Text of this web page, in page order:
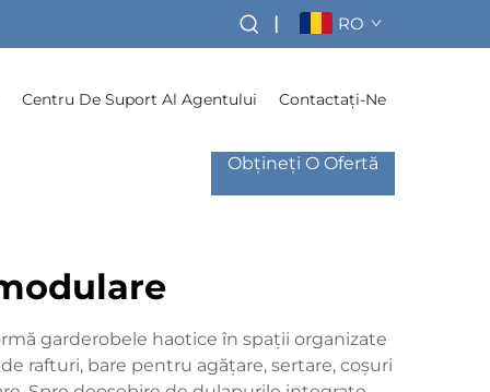
| RO
Centru De Suport Al Agentului Contactați-Ne
Obțineți O Ofertă
garderobele haotice în spații organizate
rafturi, bare pentru agățare, sertare, coșuri